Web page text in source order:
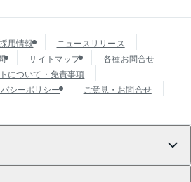
採用情報
ニュースリリース
サイトマップ
各種お問合せ
について・免責事項
シーポリシー
ご意見・お問合せ